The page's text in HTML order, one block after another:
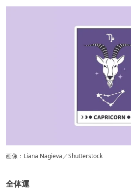
画像：Liana Nagieva／Shutterstock
全体運